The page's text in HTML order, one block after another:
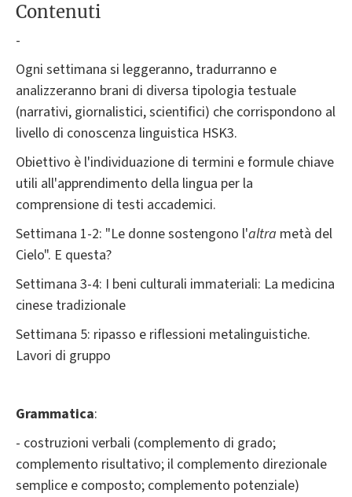
Contenuti
-
Ogni settimana si leggeranno, tradurranno e
analizzeranno brani di diversa tipologia testuale
(narrativi, giornalistici, scientifici) che corrispondono al
livello di conoscenza linguistica HSK3.
Obiettivo è l'individuazione di termini e formule chiave
utili all'apprendimento della lingua per la
comprensione di testi accademici.
Settimana 1-2: "Le donne sostengono l'altra metà del
Cielo". E questa?
Settimana 3-4: I beni culturali immateriali: La medicina
cinese tradizionale
Settimana 5: ripasso e riflessioni metalinguistiche.
Lavori di gruppo
Grammatica:
- costruzioni verbali (complemento di grado;
complemento risultativo; il complemento direzionale
semplice e composto; complemento potenziale)